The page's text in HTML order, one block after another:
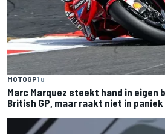
MOTOGP1 u
Marc Marquez steekt hand in eigen
British GP, maar raakt niet in paniek